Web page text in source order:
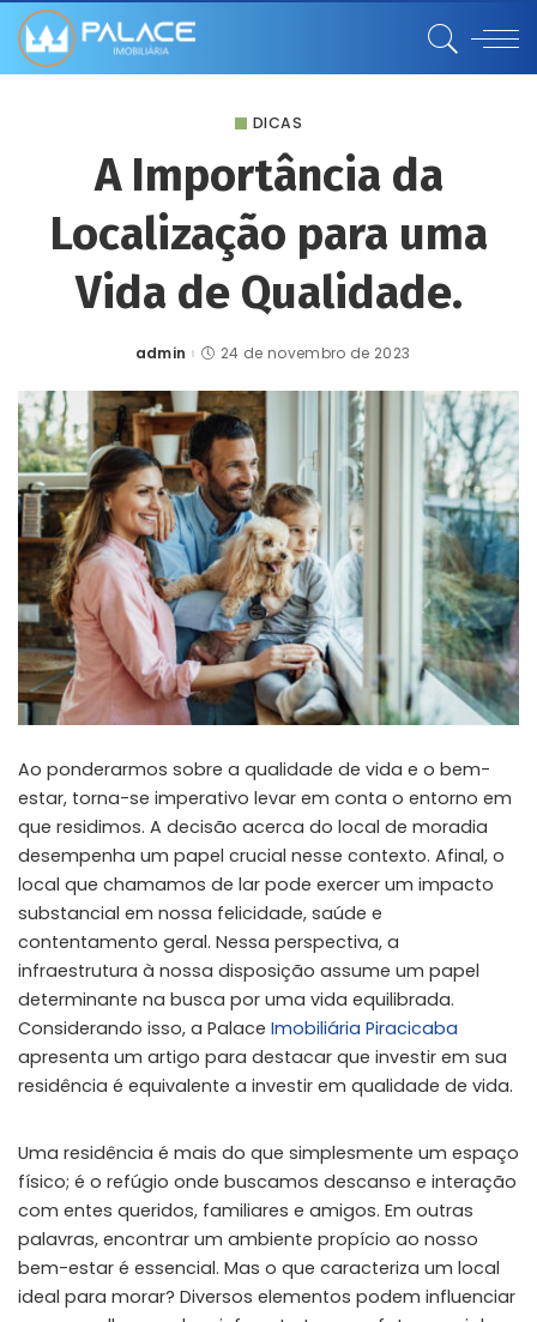
DICAS
A Importância da
Localização para uma
Vida de Qualidade.
Posted
admin 24 de novembro de 2023
Ao ponderarmos sobre a qualidade de vida e o bem-
estar, torna-se imperativo levar em conta o entorno em
que residimos. A decisão acerca do local de moradia
desempenha um papel crucial nesse contexto. Afinal, o
local que chamamos de lar pode exercer um impacto
substancial em nossa felicidade, saúde e
contentamento geral. Nessa perspectiva, a
infraestrutura à nossa disposição assume um papel
determinante na busca por uma vida equilibrada.
Considerando isso, a Palace Imobiliária Piracicaba
apresenta um artigo para destacar que investir em sua
residência é equivalente a investir em qualidade de vida.
Uma residência é mais do que simplesmente um espaço
físico; é o refúgio onde buscamos descanso e interação
com entes queridos, familiares e amigos. Em outras
palavras, encontrar um ambiente propício ao nosso
bem-estar é essencial. Mas o que caracteriza um local
ideal para morar? Diversos elementos podem influenciar